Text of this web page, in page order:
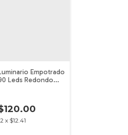
Empotrado
Leds Redondo
x $12.41